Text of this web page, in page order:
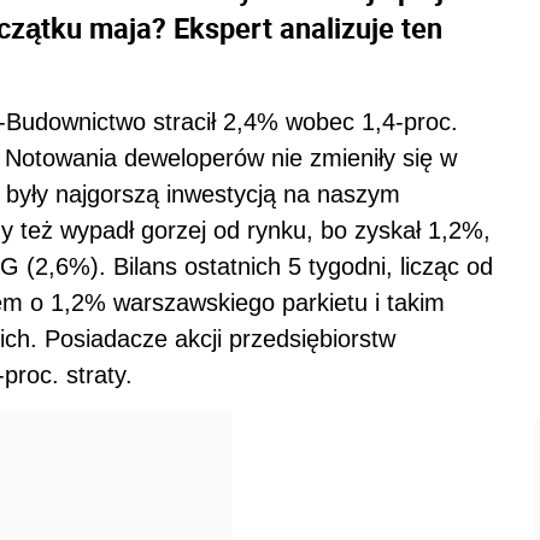
maja? Ekspert analizuje ten
stracił 2,4% wobec 1,4-proc.
deweloperów nie zmieniły się w
najgorszą inwestycją na naszym
wypadł gorzej od rynku, bo zyskał 1,2%,
(2,6%). Bilans ostatnich 5 tygodni, licząc od
o 1,2% warszawskiego parkietu i takim
Posiadacze akcji przedsiębiorstw
straty.